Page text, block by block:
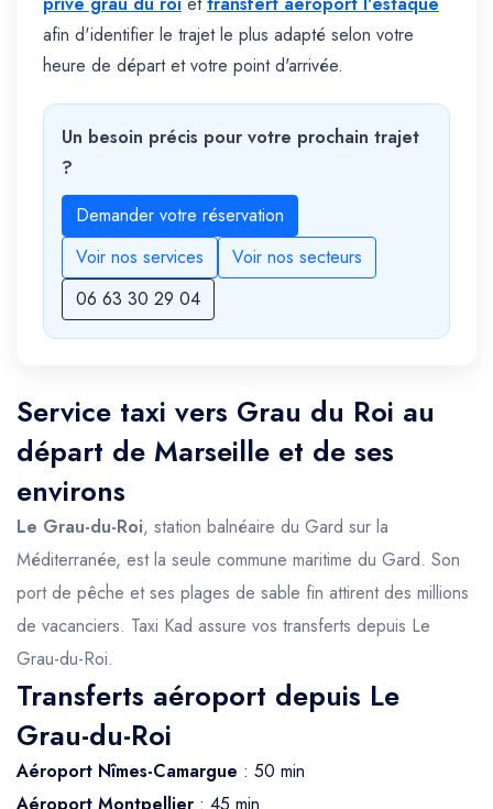
afin d'identifier le trajet le plus adapté selon votre
heure de départ et votre point d'arrivée.
Un besoin précis pour votre prochain trajet
?
Demander votre réservation
Voir nos services
Voir nos secteurs
06 63 30 29 04
Service taxi vers Grau du Roi au
départ de Marseille et de ses
environs
Le Grau-du-Roi, station balnéaire du Gard sur la
Méditerranée, est la seule commune maritime du Gard. Son
port de pêche et ses plages de sable fin attirent des millions
de vacanciers. Taxi Kad assure vos transferts depuis Le
Grau-du-Roi.
Transferts aéroport depuis Le
Grau-du-Roi
Aéroport Nîmes-Camargue : 50 min